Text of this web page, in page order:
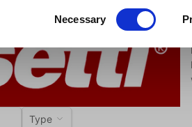
Necessary
Type